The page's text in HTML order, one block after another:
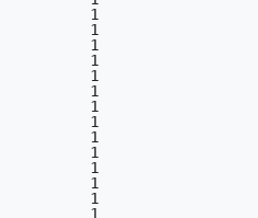
1
1
1
1
1
1
1
1
1
1
1
1
1
1